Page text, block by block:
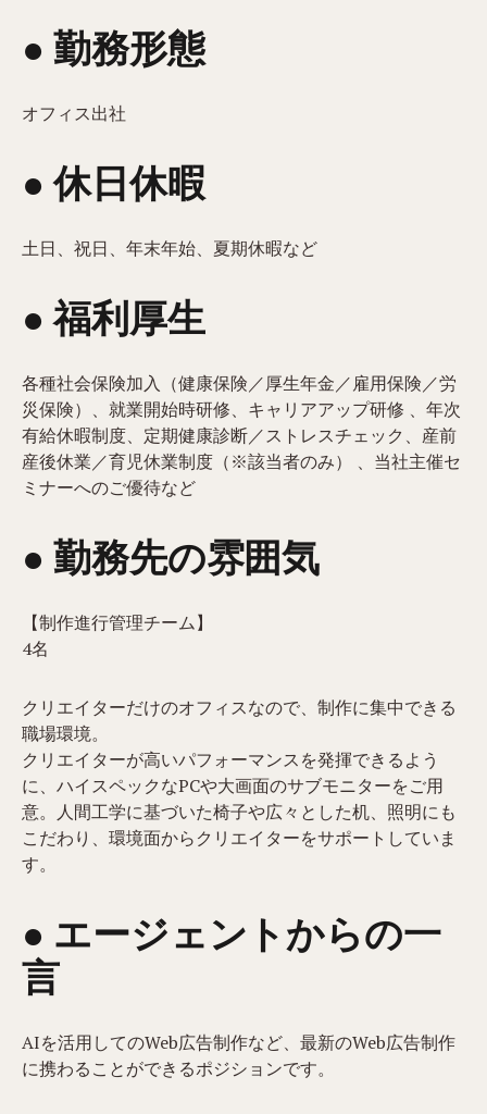
● 勤務形態
オフィス出社
● 休日休暇
土日、祝日、年末年始、夏期休暇など
● 福利厚生
各種社会保険加入（健康保険／厚生年金／雇用保険／労
災保険）、就業開始時研修、キャリアアップ研修 、年次
有給休暇制度、定期健康診断／ストレスチェック、産前
産後休業／育児休業制度（※該当者のみ） 、当社主催セ
ミナーへのご優待など
● 勤務先の雰囲気
【制作進行管理チーム】
4名
クリエイターだけのオフィスなので、制作に集中できる
職場環境。
クリエイターが高いパフォーマンスを発揮できるよう
に、ハイスペックなPCや大画面のサブモニターをご用
意。人間工学に基づいた椅子や広々とした机、照明にも
こだわり、環境面からクリエイターをサポートしていま
す。
● エージェントからの一
言
AIを活用してのWeb広告制作など、最新のWeb広告制作
に携わることができるポジションです。